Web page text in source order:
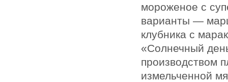
мороженое с
варианты —
клубника с
«Солнечный
производством
измельченной